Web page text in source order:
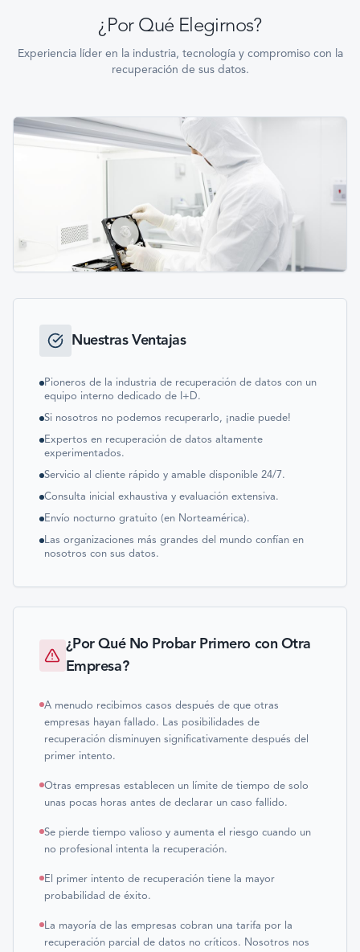
¿Por Qué Elegirnos?
Experiencia líder en la industria, tecnología y compromiso con la
recuperación de sus datos.
Nuestras Ventajas
Pioneros de la industria de recuperación de datos con un
equipo interno dedicado de I+D.
Si nosotros no podemos recuperarlo, ¡nadie puede!
Expertos en recuperación de datos altamente
experimentados.
Servicio al cliente rápido y amable disponible 24/7.
Consulta inicial exhaustiva y evaluación extensiva.
Envío nocturno gratuito (en Norteamérica).
Las organizaciones más grandes del mundo confían en
nosotros con sus datos.
¿Por Qué No Probar Primero con Otra
Empresa?
A menudo recibimos casos después de que otras
empresas hayan fallado. Las posibilidades de
recuperación disminuyen significativamente después del
primer intento.
Otras empresas establecen un límite de tiempo de solo
unas pocas horas antes de declarar un caso fallido.
Se pierde tiempo valioso y aumenta el riesgo cuando un
no profesional intenta la recuperación.
El primer intento de recuperación tiene la mayor
probabilidad de éxito.
La mayoría de las empresas cobran una tarifa por la
recuperación parcial de datos no críticos. Nosotros nos